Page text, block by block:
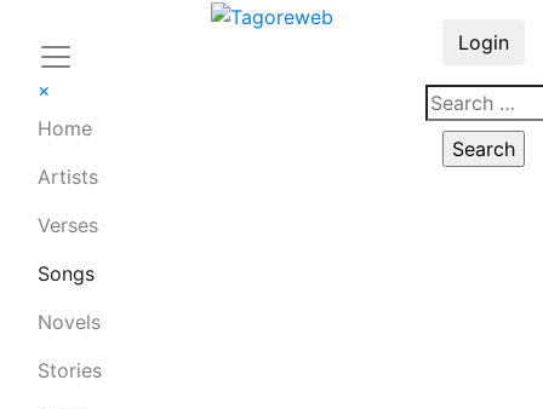
×
Home
Artists
Verses
Songs
Novels
Stories
Login